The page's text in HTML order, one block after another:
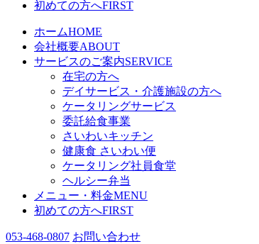
初めての方へFIRST
ホームHOME
会社概要ABOUT
サービスのご案内SERVICE
在宅の方へ
デイサービス・介護施設の方へ
ケータリングサービス
委託給食事業
さいわいキッチン
健康食 さいわい便
ケータリング社員食堂
ヘルシー弁当
メニュー・料金MENU
初めての方へFIRST
053-468-0807 お問い合わせ